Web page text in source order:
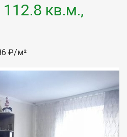
кв.м.,
₽/м²